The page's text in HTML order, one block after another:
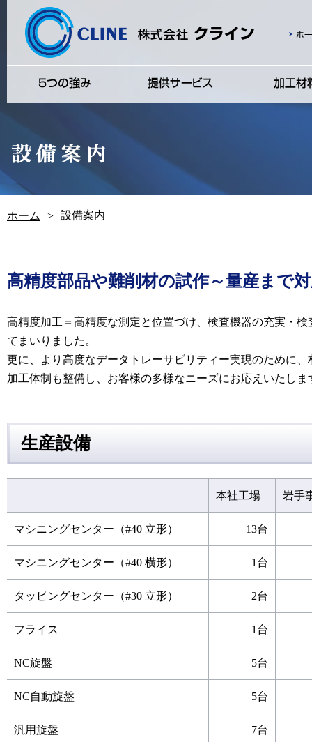
ホーム > 設備案内
高精度部品や難削材の試作～量産まで
高精度加工＝高精度な測定と位置づけ、検査機器の充実・
てまいりました。
更に、より高度なデータトレーサビリティー実現のために
加工体制も整備し、お客様の多様なニーズにお応えいたしま
生産設備
本社工場 岩手
マシニングセンター（#40 立形） 13台
マシニングセンター（#40 横形） 1台
タッピングセンター（#30 立形） 2台
フライス 1台
NC旋盤 5台
NC自動旋盤 5台
汎用旋盤 7台